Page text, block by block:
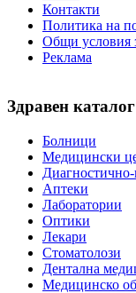
Контакти
Политика на
Общи условия
Реклама
Здравен каталог
Болници
Медицински
Аптеки
Лаборатории
Оптики
Лекари
Стоматолози
Дентална
Медицинско